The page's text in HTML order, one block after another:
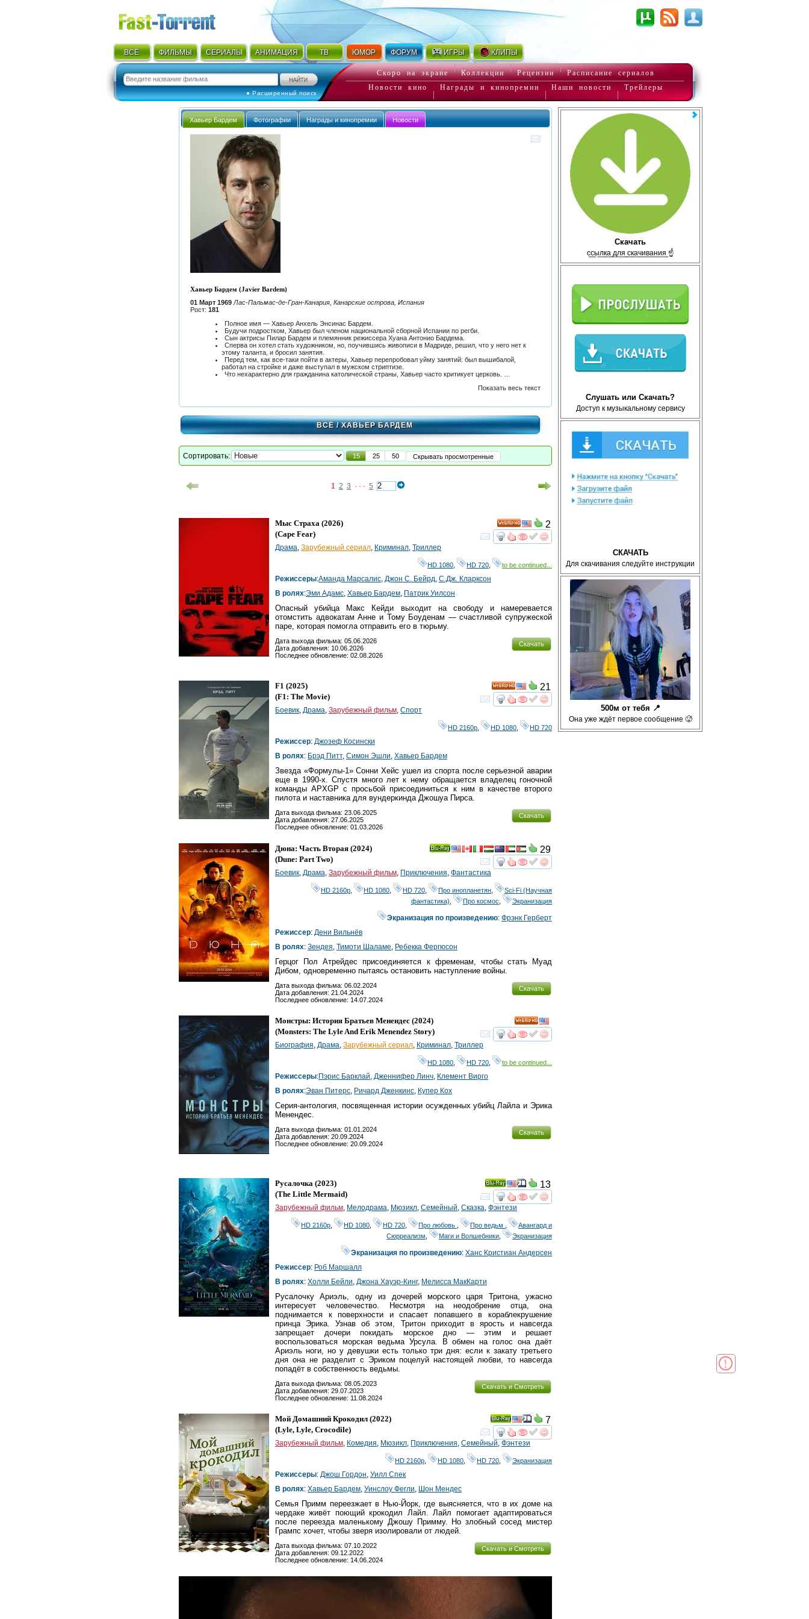
ВСЁ ФИЛЬМЫ СЕРИАЛЫ АНИМАЦИЯ ТВ ЮМОР ФОРУМ ИГРЫ КЛИПЫ
● Расширенный поиск
Скоро на экране Коллекции Рецензии
Расписание сериалов
Новости кино
Награды и кинопремии Наши новости Трейлеры
Скачать
с̲с̲ы̲л̲к̲а̲ ̲д̲л̲я̲ ̲с̲к̲а̲ч̲и̲в̲а̲н̲и̲я̲ ☝
Слушать или Скачать?
Доступ к музыкальному сервису
СКАЧАТЬ
Для скачивания следуйте инструкции
500м от тебя 📍
Она уже ждёт первое сообщение 🥵
Хавьер Бардем Фотографии Награды и кинопремии Новости
Хавьер Бардем (Javier Bardem)
01 Март 1969 Лас-Пальмас-де-Гран-Канария, Канарские острова, Испания
Рост: 181
Полное имя — Хавьер Анхель Энсинас Бардем.
Будучи подростком, Хавьер был членом национальной сборной Испании по регби.
Сын актрисы Пилар Бардем и племянник режиссера Хуана Антонио Бардема.
Сперва он хотел стать художником, но, поучившись живописи в Мадриде, решил, что у него нет к
этому таланта, и бросил занятия.
Перед тем, как все-таки пойти в актеры, Хавьер перепробовал уйму занятий: был вышибалой,
работал на стройке и даже выступал в мужском стриптизе.
Что нехарактерно для гражданина католической страны, Хавьер часто критикует церковь. …
Показать весь текст
ВСЁ/ ХАВЬЕР БАРДЕМ
Сортировать: 15 25 50 Скрывать просмотренные
1 2 3 · · · 5
смотретьинтересует
HD
2
Мыс Страха (2026)
(Cape Fear)
Драма, Зарубежный сериал, Криминал, Триллер
HD 1080 HD 720 to be continued...
Режиссеры:Аманда Марсалис, Джон С. Бейрд, С.Дж. Кларксон
В ролях:Эми Адамс, Хавьер Бардем, Патрик Уилсон
Опасный убийца Макс Кейди выходит на свободу и намеревается
отомстить адвокатам Анне и Тому Боуденам — счастливой супружеской
паре, которая помогла отправить его в тюрьму.
Скачать
Дата выхода фильма: 05.06.2026
Дата добавления: 10.06.2026
Последнее обновление: 02.08.2026
смотретьинтересует
HD
21
F1 (2025)
(F1: The Movie)
Боевик, Драма, Зарубежный фильм, Спорт
HD 2160р HD 1080 HD 720
Режиссер: Джозеф Косински
В ролях: Брэд Питт, Симон Эшли, Хавьер Бардем
Звезда «Формулы-1» Сонни Хейс ушел из спорта после серьезной аварии
еще в 1990-х. Спустя много лет к нему обращается владелец гоночной
команды APXGP с просьбой присоединиться к ним в качестве второго
пилота и наставника для вундеркинда Джошуа Пирса.
Скачать
Дата выхода фильма: 23.06.2025
Дата добавления: 27.06.2025
Последнее обновление: 01.03.2026
смотретьинтересует
29
Дюна: Часть Вторая (2024)
(Dune: Part Two)
Боевик, Драма, Зарубежный фильм, Приключения, Фантастика
HD 2160р HD 1080 HD 720 Про инопланетян
Sci-Fi (Научная
фантастика)
Про космос Экранизация
Экранизация по произведению: Фрэнк Герберт
Режиссер: Дени Вильнёв
В ролях: Зендея, Тимоти Шаламе, Ребекка Фергюсон
Герцог Пол Атрейдес присоединяется к фременам, чтобы стать Муад
Дибом, одновременно пытаясь остановить наступление войны.
Скачать
Дата выхода фильма: 06.02.2024
Дата добавления: 21.04.2024
Последнее обновление: 14.07.2024
смотретьинтересует
HD
Монстры: История Братьев Менендес (2024)
(Monsters: The Lyle And Erik Menendez Story)
Биография, Драма, Зарубежный сериал, Криминал, Триллер
HD 1080 HD 720 to be continued...
Режиссеры:Пэрис Барклай, Дженнифер Линч, Клемент Вирго
В ролях:Эван Питерс, Ричард Дженкинс, Купер Кох
Серия-антология, посвященная истории осужденных убийц Лайла и Эрика
Менендес.
Скачать
Дата выхода фильма: 01.01.2024
Дата добавления: 20.09.2024
Последнее обновление: 20.09.2024
смотретьинтересует
Ray
13
Русалочка (2023)
(The Little Mermaid)
Зарубежный фильм, Мелодрама, Мюзикл, Семейный, Сказка, Фэнтези
HD 2160р HD 1080 HD 720 Про любовь Про ведьм
Авангард и
Сюрреализм
Маги и Волшебники Экранизация
Экранизация по произведению: Ханс Кристиан Андерсен
Режиссер: Роб Маршалл
В ролях: Холли Бейли, Джона Хауэр-Кинг, Мелисса МакКарти
Русалочку Ариэль, одну из дочерей морского царя Тритона, ужасно
интересует человечество. Несмотря на неодобрение отца, она
поднимается к поверхности и спасает попавшего в кораблекрушение
принца Эрика. Узнав об этом, Тритон приходит в ярость и навсегда
запрещает дочери покидать морское дно — этим и решает
воспользоваться морская ведьма Урсула. В обмен на голос она даёт
Ариэль ноги, но у девушки есть только три дня: если к закату третьего
дня она не разделит с Эриком поцелуй настоящей любви, то навсегда
попадёт в собственность ведьмы.
Скачать и Смотреть
Дата выхода фильма: 08.05.2023
Дата добавления: 29.07.2023
Последнее обновление: 11.08.2024
смотретьинтересует
Ray
7
Мой Домашний Крокодил (2022)
(Lyle, Lyle, Crocodile)
Зарубежный фильм Комедия Мюзикл Приключения Семейный Фэнтези
HD 2160р HD 1080 HD 720 Экранизация
Режиссеры: Джош Гордон Уилл Спек
В ролях: Хавьер Бардем Уинслоу Фегли Шон Мендес
Семья Примм переезжает в Нью-Йорк, где выясняется, что в их доме на
чердаке живёт поющий крокодил Лайл. Лайл помогает адаптироваться
после переезда маленькому Джошу Примму. Но злобный сосед мистер
Грампс хочет, чтобы зверя изолировали от людей.
Скачать и Смотреть
Дата выхода фильма: 07.10.2022
Дата добавления: 09.12.2022
Последнее обновление: 14.06.2024